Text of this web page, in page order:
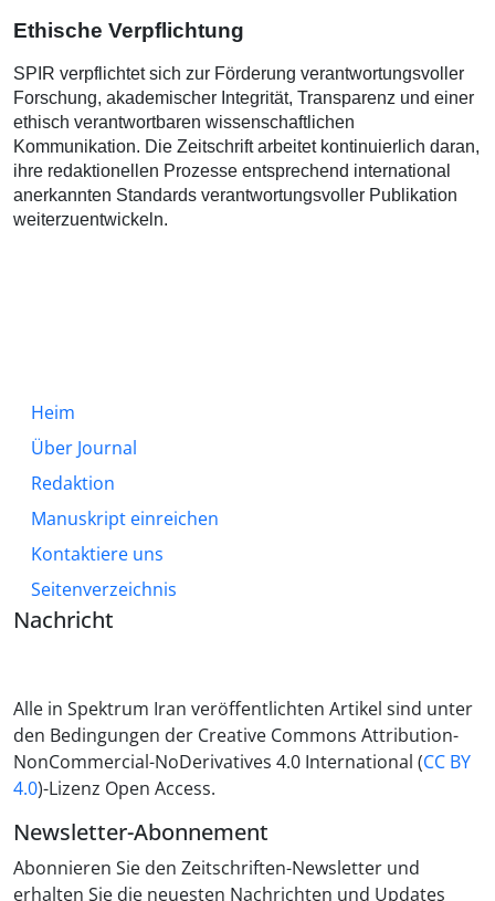
Ethische Verpflichtung
SPIR verpflichtet sich zur Förderung verantwortungsvoller
Forschung, akademischer Integrität, Transparenz und einer
ethisch verantwortbaren wissenschaftlichen
Kommunikation. Die Zeitschrift arbeitet kontinuierlich daran,
ihre redaktionellen Prozesse entsprechend international
anerkannten Standards verantwortungsvoller Publikation
weiterzuentwickeln.
Heim
Über Journal
Redaktion
Manuskript einreichen
Kontaktiere uns
Seitenverzeichnis
Nachricht
Alle in Spektrum Iran veröffentlichten Artikel sind unter
den Bedingungen der Creative Commons Attribution-
NonCommercial-NoDerivatives 4.0 International (CC BY
4.0)-Lizenz Open Access.
Newsletter-Abonnement
Abonnieren Sie den Zeitschriften-Newsletter und
erhalten Sie die neuesten Nachrichten und Updates